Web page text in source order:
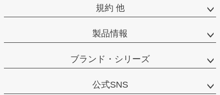
規約 他
製品情報
ブランド・シリーズ
公式SNS